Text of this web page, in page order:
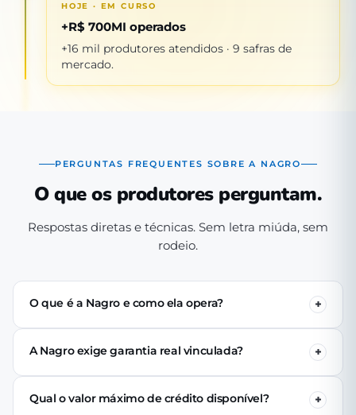
HOJE · EM CURSO
+R$ 700MI operados
+16 mil produtores atendidos · 9 safras de
mercado.
PERGUNTAS FREQUENTES SOBRE A NAGRO
O que os produtores perguntam.
Respostas diretas e técnicas. Sem letra miúda, sem
rodeio.
O que é a Nagro e como ela opera?
A Nagro é uma Sociedade de Crédito Direto (SCD)
autorizada pelo Banco Central, especializada em crédito
se cadastra pelo app, passa pela análise técnica de perfil
produtivo e (se aprovado) recebe o crédito via PIX em até
A Nagro exige garantia real vinculada?
Não. Nenhuma linha de crédito da Nagro exige penhor
de terra, rebanho ou maquinário. A análise é baseada no
perfil produtivo do tomador — histórico, capacidade de
Qual o valor máximo de crédito disponível?